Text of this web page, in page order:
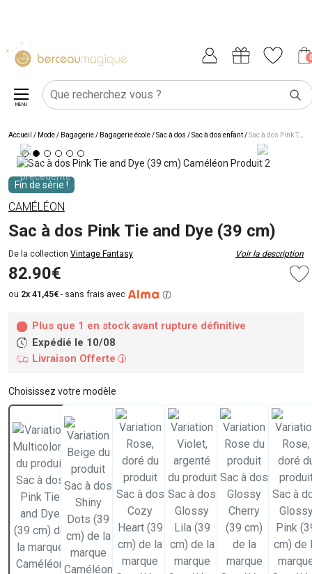
MENU
Accueil / Mode / Bagagerie/ Bagagerie école/Sac à dos /Sac à dos enfant/Sac à dos Pink Tie and Dye (39 cm)
Fin de série !
CAMÉLÉON
Sac à dos Pink Tie and Dye (39 cm)
De la collection Vintage Fantasy Voir la description
82.90€
ou 2x 41,45€ - sans frais avec
Plus que 1 en stock avant rupture définitive
Expédié le 10/08
Livraison Offerte
i
Choisissez votre modèle